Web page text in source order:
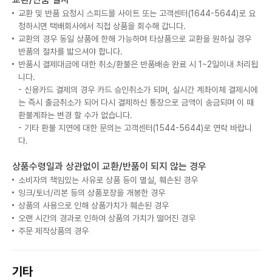
교환 및 반품 요청시 스피드몰 사이트 또는 고객센터(1644-5644)로 요
청하시면 택배회사에서 직접 상품을 회수해 갑니다.
교환의 경우 동일 상품에 한해 가능하며 타상품으로 교환을 원하실 경우
반품의 절차를 밟으셔야 합니다.
반품시 결제대금에 대한 취소/환불은 반품배송 완료 시 1~2일이내 처리됩
니다.
- 신용카드 결제의 경우 카드 승인취소가 되며, 실시간 계좌이체 결제시에
는 즉시 출금취소가 되어 다시 결제하신 통장으로 금액이 송금되며 이 때
환불계좌는 변경 할 수가 없습니다.
- 기타 환불 지연에 대한 문의는 고객센터(1544-5644)로 연락 바랍니
다.
상품수령일과 상관없이 교환/반품이 되지 않는 경우
소비자의 책임있는 사유로 상품 등이 멸실, 훼손된 경우
잉크/토너/리본 등의 상품포장을 개봉한 경우
상품의 사용으로 인해 상품가치가 훼손된 경우
오랜 시간의 경과로 인하여 상품의 가치가 떨어진 경우
주문 제작상품의 경우
기타